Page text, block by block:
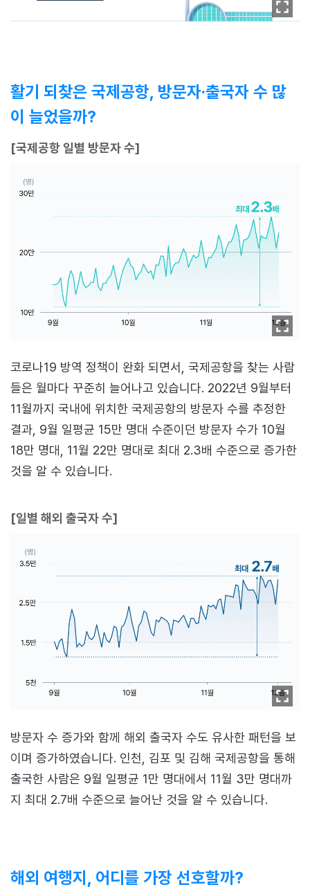
활기 되찾은 국제공항, 방문자·출국자 수 많
이 늘었을까?
[국제공항 일별 방문자 수]
코로나19 방역 정책이 완화 되면서, 국제공항을 찾는 사람
들은 월마다 꾸준히 늘어나고 있습니다. 2022년 9월부터
11월까지 국내에 위치한 국제공항의 방문자 수를 추정한
결과, 9월 일평균 15만 명대 수준이던 방문자 수가 10월
18만 명대, 11월 22만 명대로 최대 2.3배 수준으로 증가한
것을 알 수 있습니다.
[일별 해외 출국자 수]
방문자 수 증가와 함께 해외 출국자 수도 유사한 패턴을 보
이며 증가하였습니다. 인천, 김포 및 김해 국제공항을 통해
출국한 사람은 9월 일평균 1만 명대에서 11월 3만 명대까
지 최대 2.7배 수준으로 늘어난 것을 알 수 있습니다.
해외 여행지, 어디를 가장 선호할까?